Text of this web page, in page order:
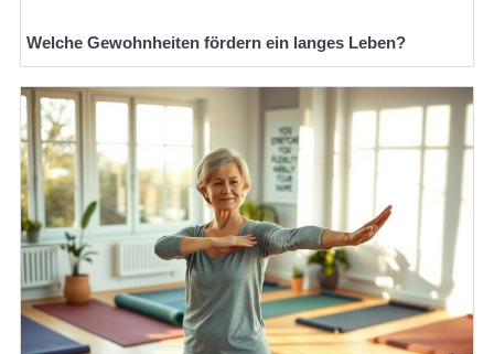
Welche Gewohnheiten fördern ein langes Leben?